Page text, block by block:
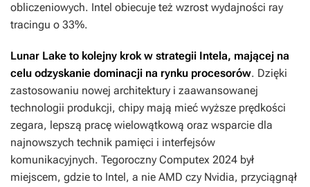
obliczeniowych. Intel obiecuje też wzrost wydajności ray
tracingu o 33%.
Lunar Lake to kolejny krok w strategii Intela, mającej na
celu odzyskanie dominacji na rynku procesorów. Dzięki
zastosowaniu nowej architektury i zaawansowanej
technologii produkcji, chipy mają mieć wyższe prędkości
zegara, lepszą pracę wielowątkową oraz wsparcie dla
najnowszych technik pamięci i interfejsów
komunikacyjnych. Tegoroczny Computex 2024 był
miejscem, gdzie to Intel, a nie AMD czy Nvidia, przyciągnął